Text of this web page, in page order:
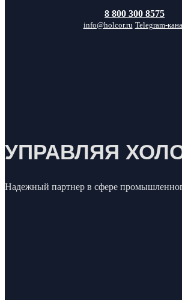
8 800 300 8575
info@holcor.ru Telegram-
УПРАВЛЯЯ
Надежный партнер в сфере